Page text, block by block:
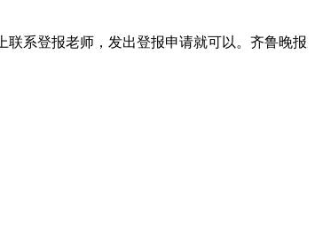
联系登报老师，发出登报申请就可以。齐鲁晚报